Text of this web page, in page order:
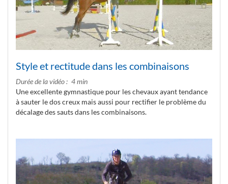
Style et rectitude dans les combinaisons
Durée de la vidéo
4 min
Une excellente gymnastique pour les chevaux ayant tendance
à sauter le dos creux mais aussi pour rectifier le problème du
décalage des sauts dans les combinaisons.